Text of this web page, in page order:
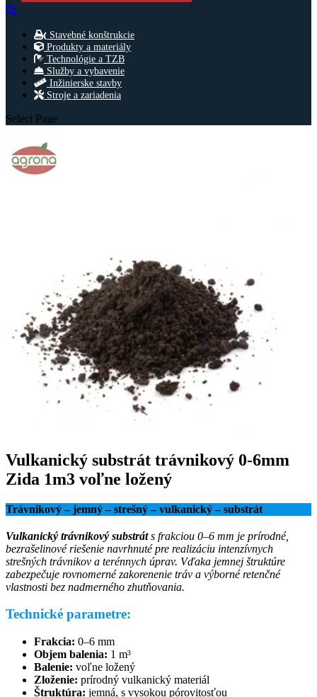
Stavebné konštrukcie
Produkty a materiály
Technológie a TZB
Služby a vybavenie
Inžinierske stavby
Stroje a zariadenia
Select Page
Vulkanický substrát trávnikový 0-6mm
Zida 1m3 voľne ložený
Trávnikový – jemný – strešný – vulkanický – substrát
Vulkanický trávnikový substráts frakciou 0–6 mm je prírodné,
bezrašelinové riešenie navrhnuté pre realizáciu intenzívnych
strešných trávnikov a terénnych úprav. Vďaka jemnej štruktúre
zabezpečuje rovnomerné zakorenenie tráv a výborné retenčné
vlastnosti bez nadmerného zhutňovania.
Technické parametre:
Frakcia: 0–6 mm
Objem balenia: 1 m³
Balenie: voľne ložený
Zloženie: prírodný vulkanický materiál
Štruktúra: jemná, s vysokou pórovitosťou